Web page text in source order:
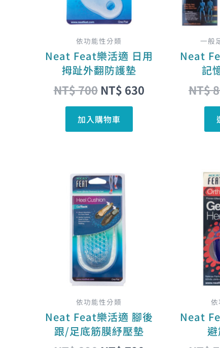
依功能性分類
Neat Feat樂活適 日用
拇趾外翻防護墊
NT$700 NT$ 630
加入購物車
一般
Neat
記
NT$
依功能性分類
Neat Feat樂活適 腳後
跟/足底筋膜紓壓墊
原
始
價
格：
NT$ 890。
產
品
Neat